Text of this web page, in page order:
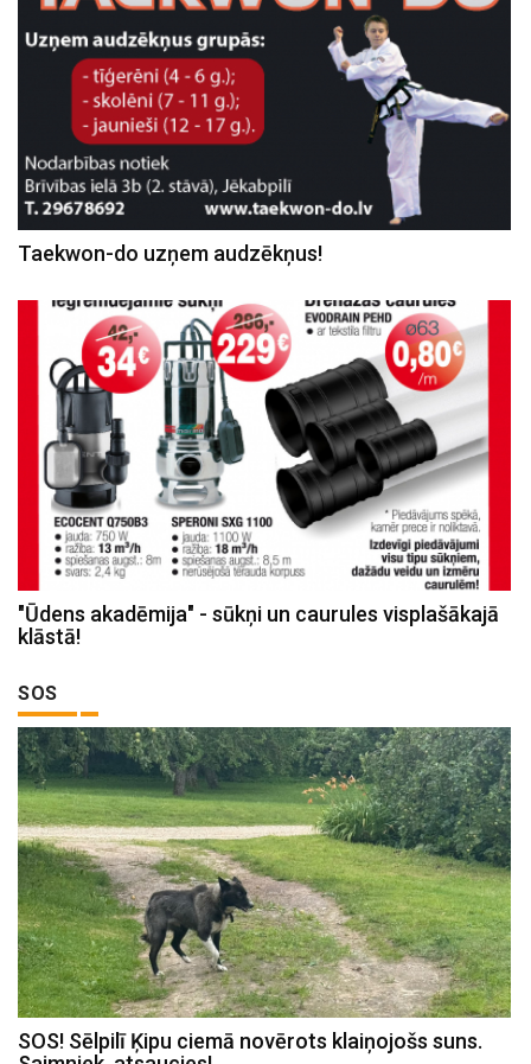
Taekwon-do uzņem audzēkņus!
"Ūdens akadēmija" - sūkņi un caurules visplašākajā
klāstā!
SOS
SOS! Sēlpilī Ķipu ciemā novērots klaiņojošs suns.